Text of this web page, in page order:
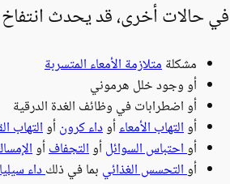
في حالات أخرى، قد يحدث
مشكلةمتلازمة الأمعاء المتسربة
أو وجود خلل هرموني
أو اضطرابات في وظائف الغدة الدرقية
أوالتهاب الأمعاءأوداء كرونأوالتهاب
أواحتباس السوائلأوالتجفافأو
أوالتحسس الغذائي بما في ذلكداء